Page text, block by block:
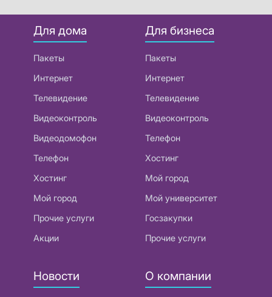
Для дома
Пакеты
Интернет
Телевидение
Видеоконтроль
Видеодомофон
Телефон
Хостинг
Мой город
Прочие услуги
Акции
Для бизнеса
Пакеты
Интернет
Телевидение
Видеоконтроль
Телефон
Хостинг
Мой город
Мой университет
Госзакупки
Прочие услуги
Новости О компании